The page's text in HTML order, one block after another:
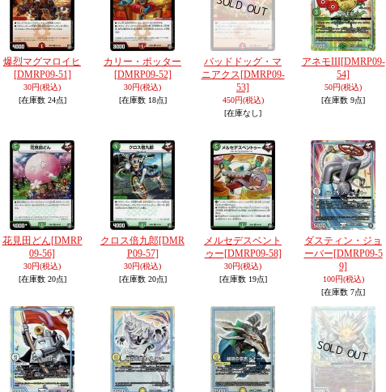
爆烈マグマロイヒ
[DMRP09-51]
30円(税込)
[在庫数 24点]
カリー・ポッター
[DMRP09-52]
30円(税込)
[在庫数 18点]
バッドドッグ・マ
ニアクス[DMRP09-
53]
450円(税込)
[在庫なし]
アネモIII[DMRP09-
54]
50円(税込)
[在庫数 9点]
花見田どん[DMRP
09-56]
30円(税込)
[在庫数 20点]
クロス倍九郎[DMR
P09-57]
30円(税込)
[在庫数 20点]
メルセデスベント
ゥー[DMRP09-58]
30円(税込)
[在庫数 19点]
ダスティン・ジョ
ーバー[DMRP09-5
9]
100円(税込)
[在庫数 7点]